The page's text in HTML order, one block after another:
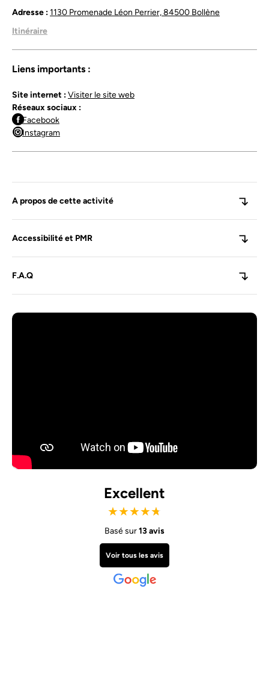
De mi-février à mi-décembre.
Sur réservation préalable.
Durée de la visite : environ 2 heures.
Consulteznotre site
Adresse :1130 Promenade Léon Perrier, 84500 Bollène
Itinéraire
Liens importants :
Site internet :Visiter le site web
Réseaux sociaux :
Facebook
Instagram
A propos de cette activité
Accessibilité et PMR
F.A.Q
Excellent
★★★★★
Basé sur13 avis
Voir tous les avis